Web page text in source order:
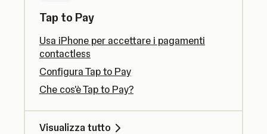
Tap to Pay
Usa iPhone per accettare i pagamenti
contactless
Configura Tap to Pay
Che cos'è Tap to Pay?
Visualizza tutto